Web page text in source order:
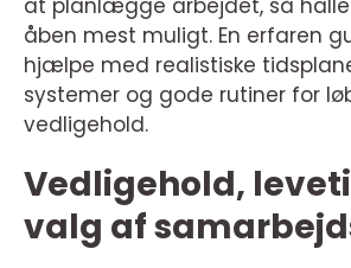
at planlægge arbejdet, så
åben mest muligt. En erfaren
hjælpe med realistiske
systemer og gode rutiner for
vedligehold.
Vedligehold,
valg af